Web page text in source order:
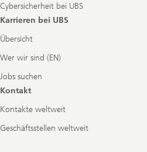
Cybersicherheit bei UBS
Karrieren bei UBS
Übersicht
Wer wir sind (EN)
Jobs suchen
Kontakt
Kontakte weltweit
Geschäftsstellen weltweit